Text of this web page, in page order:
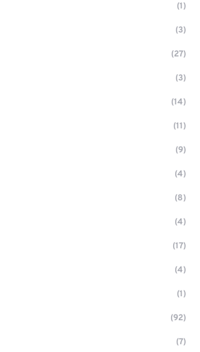
(1)
(3)
(27)
(3)
(14)
(11)
(9)
(4)
(8)
(4)
(17)
(4)
(1)
(92)
(7)